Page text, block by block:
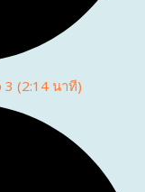
3 (2:14 นาที)